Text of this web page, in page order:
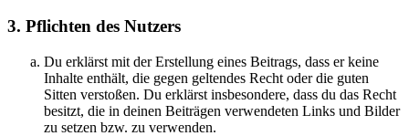
3. Pflichten des Nutzers
Du erklärst mit der Erstellung eines Beitrags, dass er keine
Inhalte enthält, die gegen geltendes Recht oder die guten
Sitten verstoßen. Du erklärst insbesondere, dass du das Recht
besitzt, die in deinen Beiträgen verwendeten Links und Bilder
zu setzen bzw. zu verwenden.